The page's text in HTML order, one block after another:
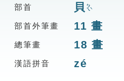
示
部首 貝 ㄅㄟˋ
部首外筆畫 11 畫
總筆畫 18 畫
漢語拼音 zé